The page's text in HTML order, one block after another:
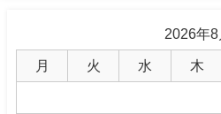
2026年8
月 火 水 木